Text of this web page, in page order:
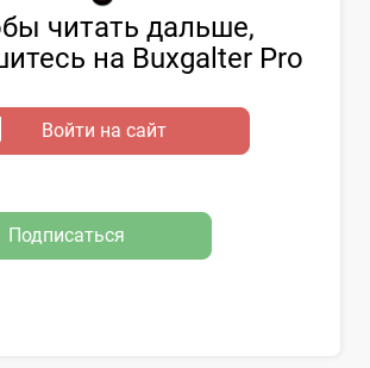
читать дальше,
на Buxgalter Pro
Войти на сайт
Подписаться